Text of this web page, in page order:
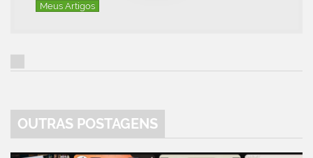
Meus Artigos
OUTRAS POSTAGENS